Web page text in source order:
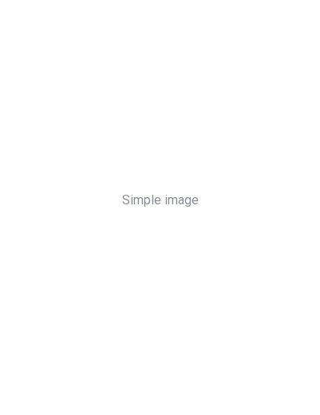
Simple image